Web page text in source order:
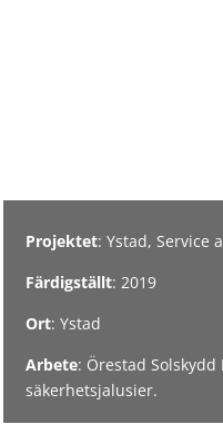
Projektet: Ystad, Service
Färdigställt: 2019
Ort: Ystad
Arbete: Örestad
säkerhetsjalusier.